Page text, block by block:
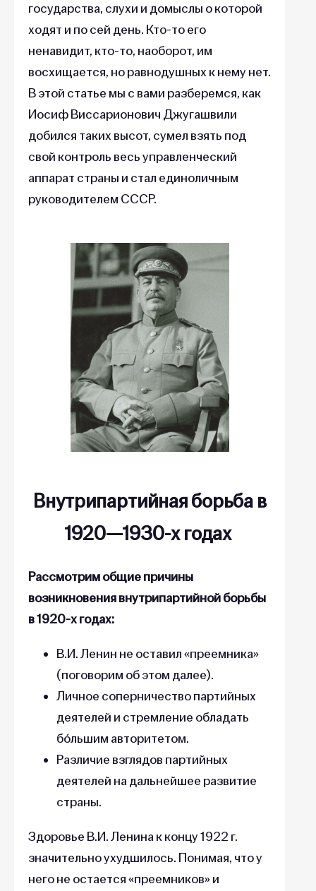
государства, слухи и домыслы о которой
ходят и по сей день. Кто-то его
ненавидит, кто-то, наоборот, им
восхищается, но равнодушных к нему нет.
В этой статье мы с вами разберемся, как
Иосиф Виссарионович Джугашвили
добился таких высот, сумел взять под
свой контроль весь управленческий
аппарат страны и стал единоличным
руководителем СССР.
Внутрипартийная борьба в
1920—1930-х годах
Рассмотрим общие причины
возникновения внутрипартийной борьбы
в 1920-х годах:
В.И. Ленин не оставил «преемника»
(поговорим об этом далее).
Личное соперничество партийных
деятелей и стремление обладать
бóльшим авторитетом.
Различие взглядов партийных
деятелей на дальнейшее развитие
страны.
Здоровье В.И. Ленина к концу 1922 г.
значительно ухудшилось. Понимая, что у
него не остается «преемников» и